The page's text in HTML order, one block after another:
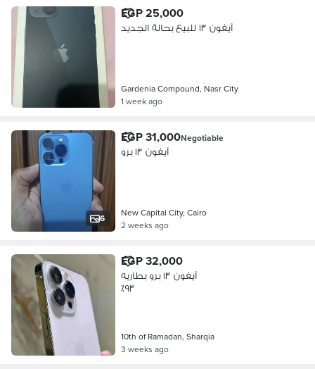
EGP 25,000
آيفون ١٣ للبيع بحالة الجديد
Gardenia Compound, Nasr City
1 week ago
6
EGP 31,000Negotiable
آيفون ١٣ برو
New Capital City, Cairo
2 weeks ago
EGP 32,000
آيفون ١٣ برو بطاريه
٩٣٪؜
10th of Ramadan, Sharqia
3 weeks ago